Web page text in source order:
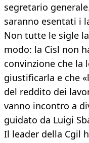
segretario
saranno esentati i
Non tutte le sigle
modo: la Cisl non
convinzione che la
giustificarla e che
del reddito dei
vanno incontro a
guidato da Luigi
Il leader della Cgil